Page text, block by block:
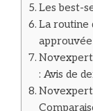
Les best-
La routine
Novexpert
: Avis de
Novexpert